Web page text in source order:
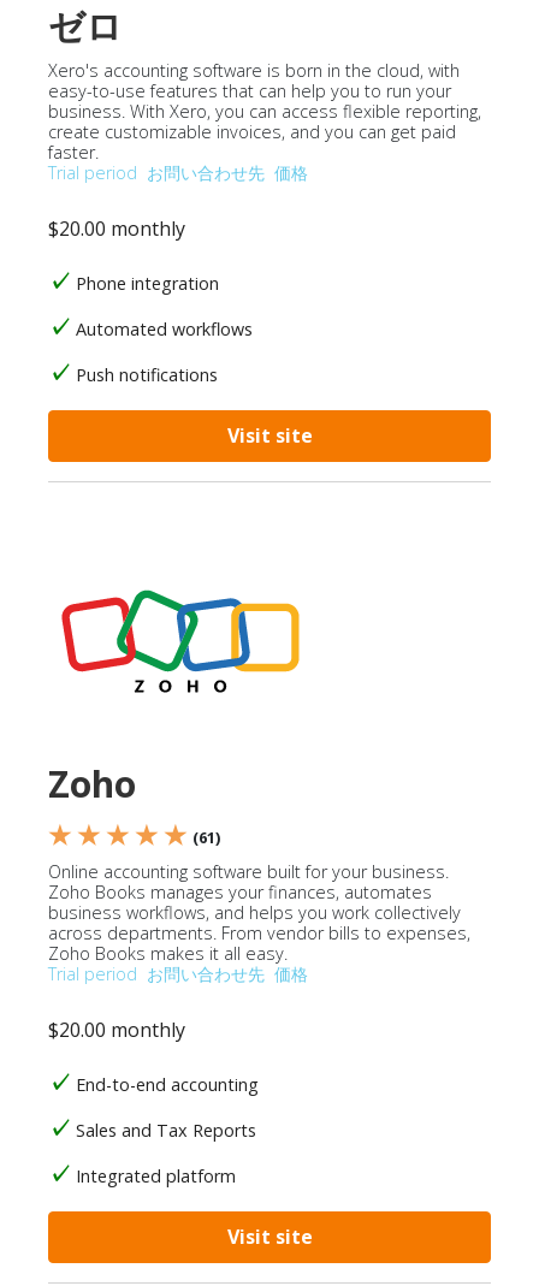
ゼロ
Xero's accounting software is born in the cloud, with
easy-to-use features that can help you to run your
business. With Xero, you can access flexible reporting,
create customizable invoices, and you can get paid
faster.
Trial period お問い合わせ先 価格
$20.00 monthly
Phone integration
Automated workflows
Push notifications
Visit site
Zoho
★ ★ ★ ★ ★ (61)
Online accounting software built for your business.
Zoho Books manages your finances, automates
business workflows, and helps you work collectively
across departments. From vendor bills to expenses,
Zoho Books makes it all easy.
Trial period お問い合わせ先 価格
$20.00 monthly
End-to-end accounting
Sales and Tax Reports
Integrated platform
Visit site